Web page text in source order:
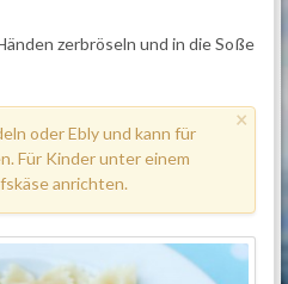
zerbröseln und in die Soße
×
oder Ebly und kann für
Für Kinder unter einem
anrichten.